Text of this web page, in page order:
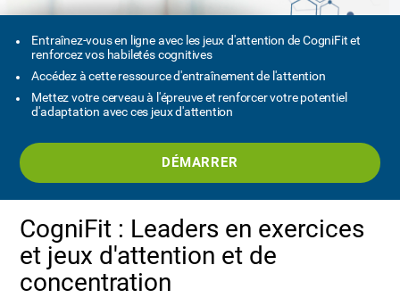
Entraînez-vous en ligne avec les jeux d'attention de CogniFit et
renforcez vos habiletés cognitives
Accédez à cette ressource d'entraînement de l'attention
Mettez votre cerveau à l'épreuve et renforcer votre potentiel
d'adaptation avec ces jeux d'attention
DÉMARRER
CogniFit : Leaders en exercices
et jeux d'attention et de
concentration